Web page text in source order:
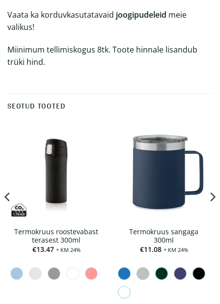
Vaata ka korduvkasutatavaid joogipudeleid meie
valikus!
Miinimum tellimiskogus 8tk. Toote hinnale lisandub
trüki hind.
SEOTUD TOOTED
Termokruus roostevabast
terasest 300ml
€13.47 + KM 24%
Termokruus sangaga
300ml
€11.08 + KM 24%